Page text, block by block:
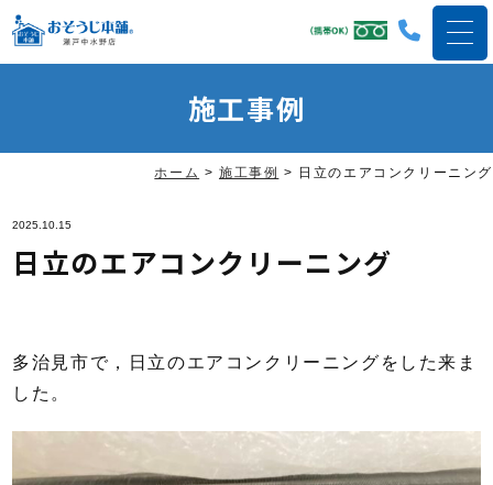
施工事例
ホーム > 施工事例 > 日立のエアコンクリーニング
2025.10.15
日立のエアコンクリーニング
多治見市で，日立のエアコンクリーニングをした来ま
した。